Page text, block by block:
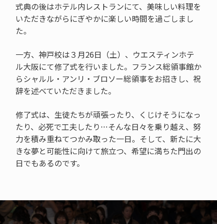
式典の後はホテル内レストランにて、美味しい料理を
いただきながらにぎやかに楽しい時間を過ごしまし
た。
一方、神戸校は３月26日（土）、ウエスティンホテ
ル大阪にて修了式を行いました。フランス総領事館か
らシャルル・アンリ・ブロソー総領事をお招きし、祝
辞を述べていただきました。
修了式は、生徒たちが頑張ったり、くじけそうになっ
たり、必死で工夫したり…そんな日々を乗り越え、努
力を積み重ねてつかみ取った一日。そして、新たに大
きな夢と可能性に向けて旅立つ、希望に満ちた門出の
日でもあるのです。